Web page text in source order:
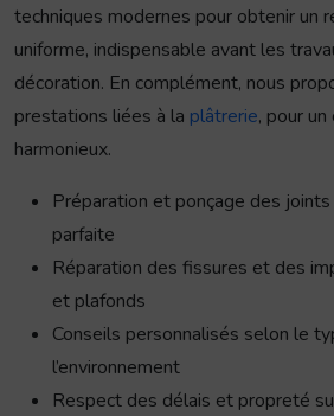
techniques modernes pour obtenir un
uniforme, indispensable avant les
décoration. En complément, nous
prestations liées à la plâtrerie, pour
harmonieux.
Préparation et ponçage des
parfaite
Réparation des fissures et des
et plafonds
Conseils personnalisés selon le
l’environnement
Respect des délais et propreté